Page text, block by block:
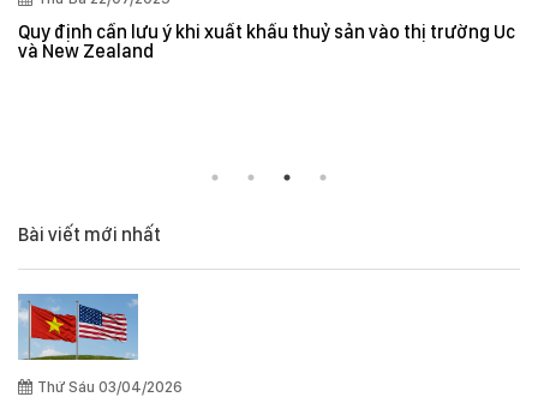
Quy định cần lưu ý khi xuất khẩu thuỷ sản vào thị trường Úc
và New Zealand
Bài viết mới nhất
Thứ Sáu 03/04/2026